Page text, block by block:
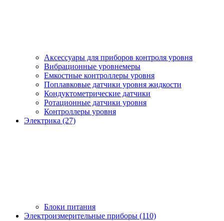
Аксессуары для приборов контроля уровня
Вибрационные уровнемеры
Емкостные контроллеры уровня
Поплавковые датчики уровня жидкости
Кондуктометрические датчики
Ротационные датчики уровня
Контроллеры уровня
Электрика (27)
Блоки питания
Электроизмерительные приборы (110)